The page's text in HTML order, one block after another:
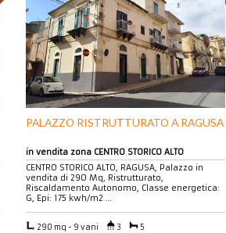
PALAZZO RISTRUTTURATO A RAGUSA
in vendita zona CENTRO STORICO ALTO
CENTRO STORICO ALTO, RAGUSA, Palazzo in
vendita di 290 Mq, Ristrutturato,
Riscaldamento Autonomo, Classe energetica:
G, Epi: 175 kwh/m2 …
290 mq - 9 vani 3 5